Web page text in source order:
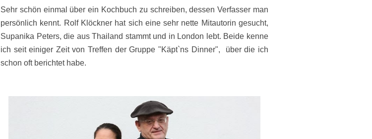
Sehr schön einmal über ein Kochbuch zu schreiben, dessen Verfasser man
persönlich kennt. Rolf Klöckner hat sich eine sehr nette Mitautorin gesucht,
Supanika Peters, die aus Thailand stammt und in London lebt. Beide kenne
ich seit einiger Zeit von Treffen der Gruppe "Käpt`ns Dinner", über die ich
schon oft berichtet habe.